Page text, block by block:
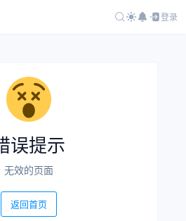
登录
误提示
无效的页面
返回首页